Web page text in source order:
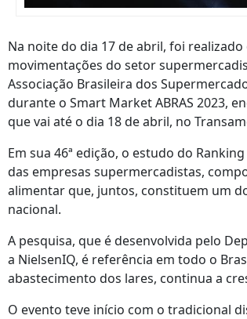
Na noite do dia 17 de abril, foi
movimentações do setor
Associação Brasileira dos
durante o Smart Market ABRAS 2023,
que vai até o dia 18 de abril, no
Em sua 46ª edição, o estudo do
das empresas supermercadistas,
alimentar que, juntos, constituem um
nacional.
A pesquisa, que é desenvolvida pelo
a NielsenIQ, é referência em todo o
abastecimento dos lares, continua a
O evento teve início com o tradicional